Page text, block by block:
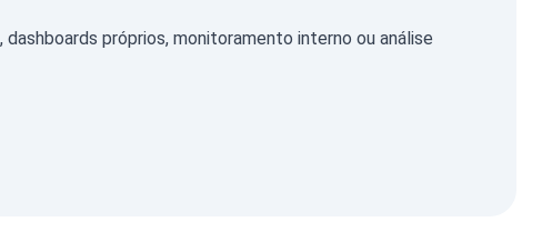
próprios, monitoramento interno ou análise